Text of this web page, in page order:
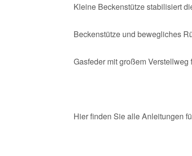
Kleine Beckenstütze stabilisiert
Beckenstütze und bewegliches
Gasfeder mit großem
Hier finden Sie alle Anleitungen